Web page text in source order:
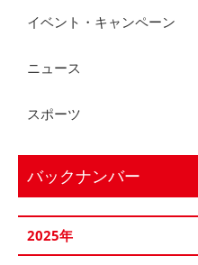
イベント・キャンペーン
ニュース
スポーツ
バックナンバー
2025年